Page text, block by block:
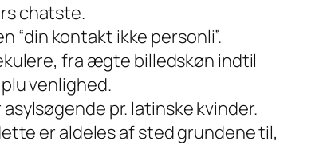
chatste.
“din kontakt ikke personli”.
fra ægte billedskøn indtil
venlighed.
pr. latinske kvinder.
er aldeles af sted grundene til,